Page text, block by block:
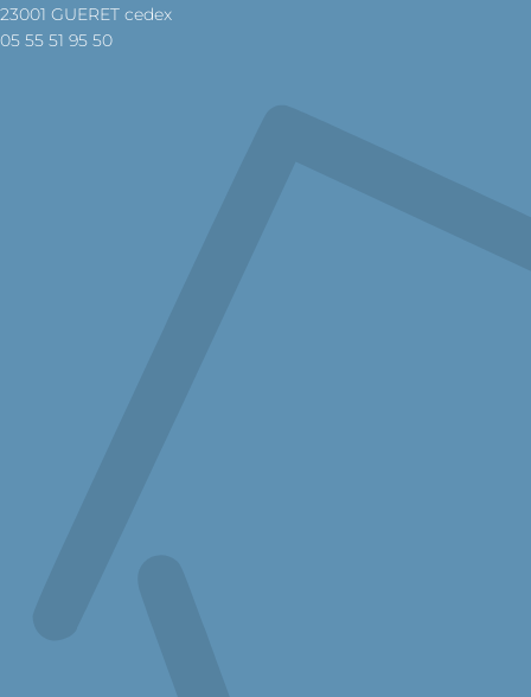
23001 GUERET cedex
05 55 51 95 50